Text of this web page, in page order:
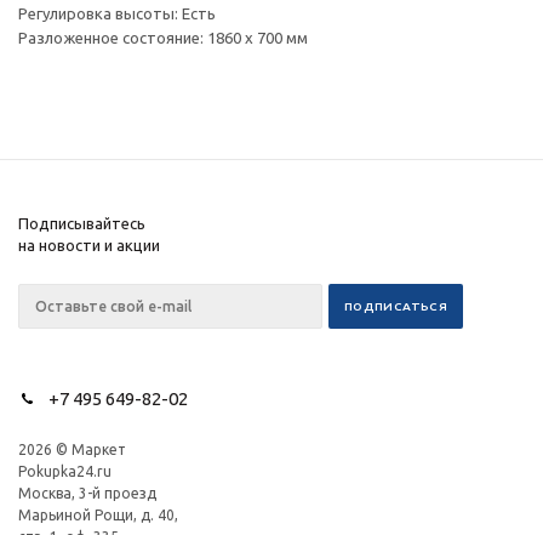
Регулировка высоты: Есть
Разложенное состояние: 1860 х 700 мм
Подписывайтесь
на новости и акции
+7 495 649-82-02
2026 © Маркет
Pokupka24.ru
Москва, 3-й проезд
Марьиной Рощи, д. 40,